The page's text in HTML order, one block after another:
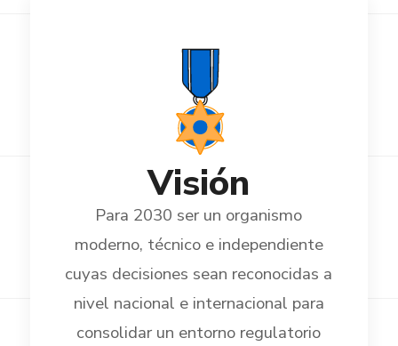
Visión
Para 2030 ser un organismo
moderno, técnico e independiente
cuyas decisiones sean reconocidas a
nivel nacional e internacional para
consolidar un entorno regulatorio